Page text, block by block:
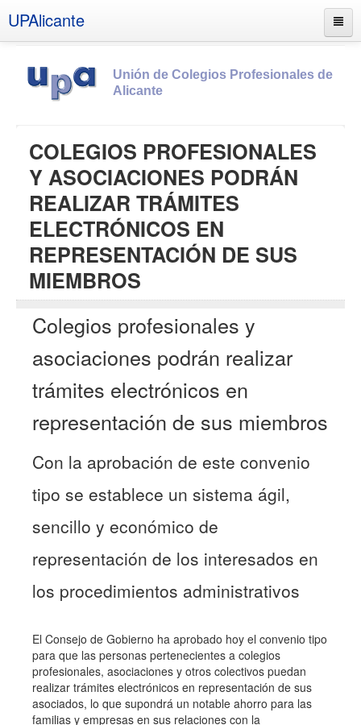
UPAlicante
Unión de Colegios Profesionales de
Alicante
Socios
Estatutos
Documentos
Boletines
UPSANA
PROA
Contacto
COLEGIOS PROFESIONALES
Y ASOCIACIONES PODRÁN
REALIZAR TRÁMITES
ELECTRÓNICOS EN
REPRESENTACIÓN DE SUS
MIEMBROS
Colegios profesionales y
asociaciones podrán realizar
trámites electrónicos en
representación de sus miembros
Con la aprobación de este convenio
tipo se establece un sistema ágil,
sencillo y económico de
representación de los interesados en
los procedimientos administrativos
El Consejo de Gobierno ha aprobado hoy el convenio tipo
para que las personas pertenecientes a colegios
profesionales, asociaciones y otros colectivos puedan
realizar trámites electrónicos en representación de sus
asociados, lo que supondrá un notable ahorro para las
familias y empresas en sus relaciones con la